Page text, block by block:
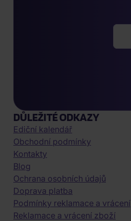
DŮLEŽITÉ ODKAZY
Ediční kalendář
Obchodní podmínky
Kontakty
Blog
Ochrana osobních údajů
Doprava platba
Podmínky reklamace a vrácení
Reklamace a vrácení zboží